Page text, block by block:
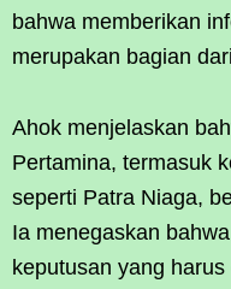
bahwa memberikan
merupakan bagian
Ahok menjelaskan
Pertamina, termasuk
seperti Patra Niaga,
Ia menegaskan
keputusan yang